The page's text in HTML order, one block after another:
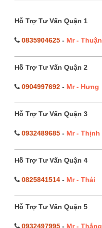
Hỗ Trợ Tư Vấn Quận 1
0835904625 - Mr - Thuận
Hỗ Trợ Tư Vấn Quận 2
0904997692 - Mr - Hưng
Hỗ Trợ Tư Vấn Quận 3
0932489685 - Mr - Thịnh
Hỗ Trợ Tư Vấn Quận 4
0825841514 - Mr - Thái
Hỗ Trợ Tư Vấn Quận 5
0932497995 - Mr - Thắng